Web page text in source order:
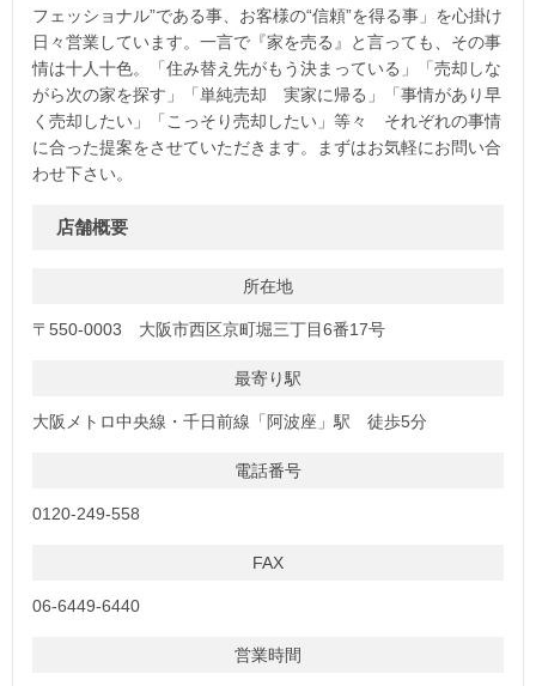
フェッショナル”である事、お客様の“信頼”を得る事」を心掛け
日々営業しています。一言で『家を売る』と言っても、その事
情は十人十色。「住み替え先がもう決まっている」「売却しな
がら次の家を探す」「単純売却 実家に帰る」「事情があり早
く売却したい」「こっそり売却したい」等々 それぞれの事情
に合った提案をさせていただきます。まずはお気軽にお問い合
わせ下さい。
店舗概要
所在地
〒550-0003 大阪市西区京町堀三丁目6番17号
最寄り駅
大阪メトロ中央線・千日前線「阿波座」駅 徒歩5分
電話番号
0120-249-558
FAX
06-6449-6440
営業時間